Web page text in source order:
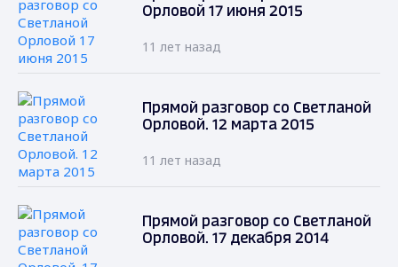
Орловой 17 июня 2015
11 лет назад
Прямой разговор со Светланой
Орловой. 12 марта 2015
11 лет назад
Прямой разговор со Светланой
Орловой. 17 декабря 2014